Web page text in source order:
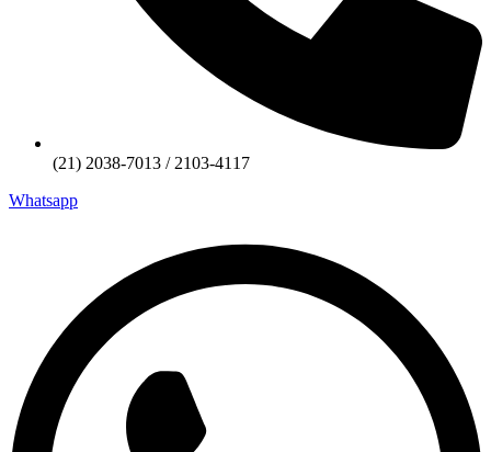
(21) 2038-7013 / 2103-4117
Whatsapp